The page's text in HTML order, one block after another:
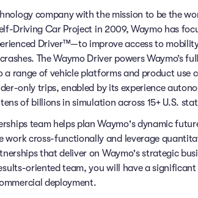
company with the mission to be the
Driving Car Project in 2009, Waymo has
Driver™—to improve access to
The Waymo Driver powers Waymo’s
a range of vehicle platforms and product use
only trips, enabled by its experience
of billions in simulation across 15+ U.S.
team helps plan Waymo's dynamic
work cross-functionally and leverage
that deliver on Waymo's strategic
oriented team, you will have a
deployment.